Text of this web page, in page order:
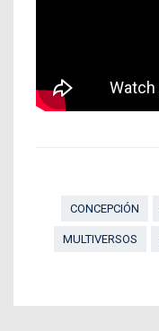
CONCEPCIÓN
MULTIVERSOS